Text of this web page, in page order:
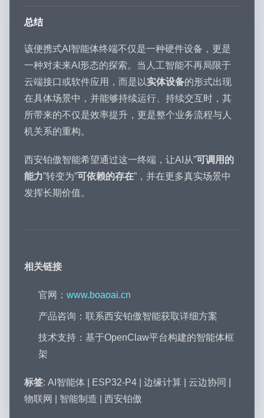
总结
该便携式AI智能体终端不仅是一种硬件设备，更是
一种对未来AI形态的探索。当人工智能不再局限于
云端接口或软件应用，而是以实体设备的形式出现
在具体场景中，并能够持续运行、持续交互时，其
所带来的不仅是效率提升，更是整个业务流程与人
机关系的重构。
西安铂傲智能希望通过这一终端，让AI从”可调用的
能力”转变为”可依赖的存在”，并在更多真实场景中
发挥长期价值。
相关链接
官网： www.boaoai.cn
产品咨询：联系西安铂傲智能获取详细方案
技术支持：基于OpenClaw平台构建的智能体框
架
标签: AI智能体 | ESP32-P4 | 边缘计算 | 云边协同 |
物联网 | 智能制造 | 西安铂傲